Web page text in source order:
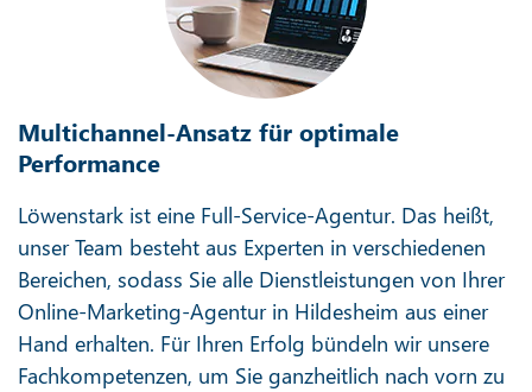
Multichannel-Ansatz für optimale
Performance
Löwenstark ist eine Full-Service-Agentur. Das heißt,
unser Team besteht aus Experten in verschiedenen
Bereichen, sodass Sie alle Dienstleistungen von Ihrer
Online-Marketing-Agentur in Hildesheim aus einer
Hand erhalten. Für Ihren Erfolg bündeln wir unsere
Fachkompetenzen, um Sie ganzheitlich nach vorn zu